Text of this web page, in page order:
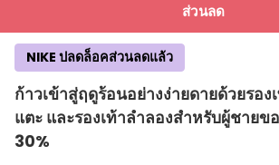
ส่วนลด
ก้าวเข้าสู่ฤดูร้อนอย่างง่ายดายด้วยรอง
แตะ และรองเท้าลําลองสําหรับผู้ชายข
30%
NIKE ปลดล็อคส่วนลดแล้ว